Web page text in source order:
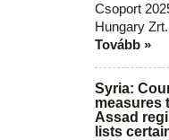
Csoport
Hungary
Tovább »
Syria:
measures
Assad
lists